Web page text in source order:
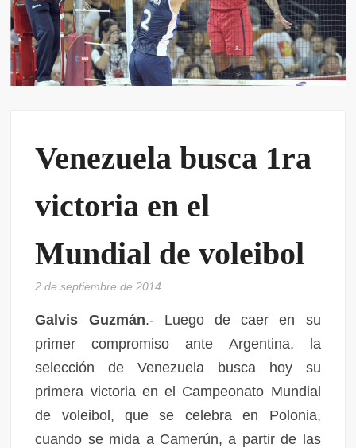
Venezuela busca 1ra
victoria en el
Mundial de voleibol
2 de septiembre de 2014
Galvis Guzmán.- Luego de caer en su
primer compromiso ante Argentina, la
selección de Venezuela busca hoy su
primera victoria en el Campeonato Mundial
de voleibol, que se celebra en Polonia,
cuando se mida a Camerún, a partir de las